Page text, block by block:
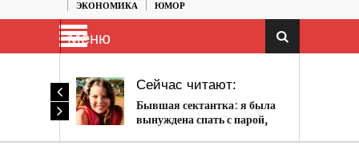
ЭКОНОМИКА
ЮМОР
Меню
Сейчас читают:
Бывшая сектантка: я была
вынуждена спать с парой,